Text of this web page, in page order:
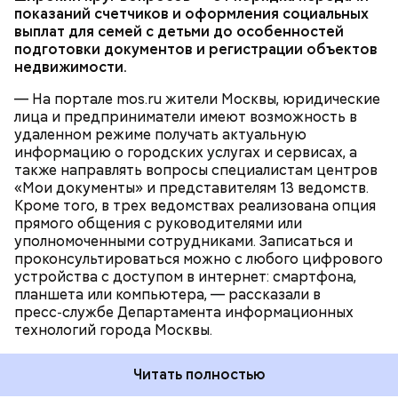
показаний счетчиков и оформления социальных
выплат для семей с детьми до особенностей
подготовки документов и регистрации объектов
недвижимости.
— На портале mos.ru жители Москвы, юридические
лица и предприниматели имеют возможность в
удаленном режиме получать актуальную
информацию о городских услугах и сервисах, а
также направлять вопросы специалистам центров
«Мои документы» и представителям 13 ведомств.
Кроме того, в трех ведомствах реализована опция
прямого общения с руководителями или
уполномоченными сотрудниками. Записаться и
проконсультироваться можно с любого цифрового
устройства с доступом в интернет: смартфона,
планшета или компьютера, — рассказали в
пресс‑службе Департамента информационных
технологий города Москвы.
столицы могут получить разъяснения о том, как
оформить свидетельство о рождении, назначить
пенсию, выполнить перерасчет коммунальных
платежей либо изменить место жительства.
порядке получения индивидуального номера
налогоплательщика, полиса обязательного
медицинского страхования, страхового номера
индивидуального лицевого счета и прочих
значимых услугах.
работы с сервисом необходимо иметь
стандартную илиполную учетную запись на
mos.ru. В среднем длительность одной
консультации составляет около 20 минут.
Читать полностью
ПОРТАЛ MOS.RU МОСКВА УСЛУГИ
— Процесс полностью автоматизирован, поэтому
создание одной печатной платы занимает от
восьми до десяти минут. В час мы можем
производить около 125 штук, — рассказывает
начальник цеха № 1 Павел Антонов.
устанавливает температуру камеры хранения
материала. Причем для каждой камеры можно
установить свою температуру. Пара нажатий, и в
нужное время аппарат выдает материал с
подходит к «холодильнику» и через маленькое
окошко достает баночку с сырьем.
СССР: смотры народных талантов и
джазовые фестивали
Фото: РИА Новости